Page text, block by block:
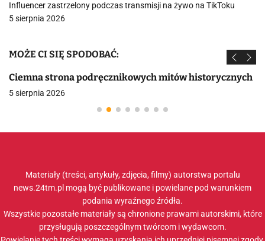
Influencer zastrzelony podczas transmisji na żywo na TikToku
5 sierpnia 2026
MOŻE CI SIĘ SPODOBAĆ:
Ciemna strona podręcznikowych mitów historycznych
5 sierpnia 2026
Materiały (treści, artykuły, zdjęcia, filmy) autorstwa portalu
news.24tm.pl mogą być publikowane i powielane pod warunkiem
podania wyraźnego źródła.
Wszystkie pozostałe materiały są chronione prawami autorskimi, które
przysługują poszczególnym twórcom i wydawcom.